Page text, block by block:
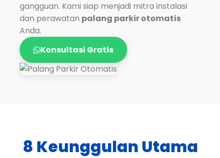
gangguan. Kami siap menjadi mitra instalasi
dan perawatan palang parkir otomatis
Anda.
Konsultasi Gratis
8 Keunggulan Utama